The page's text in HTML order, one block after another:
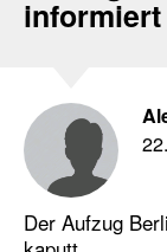
informiert
Der Aufzug